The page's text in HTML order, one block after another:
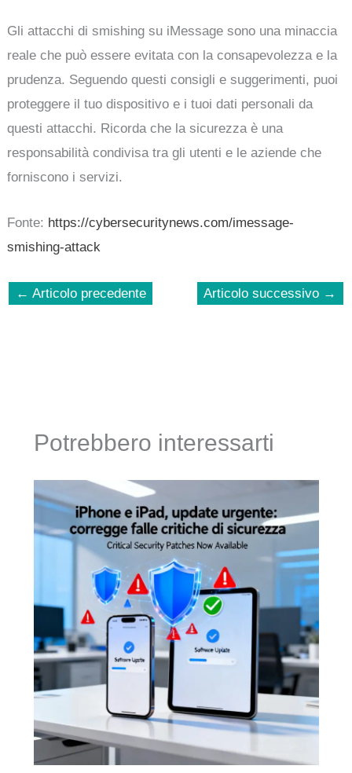
Gli attacchi di smishing su iMessage sono una minaccia
reale che può essere evitata con la consapevolezza e la
prudenza. Seguendo questi consigli e suggerimenti, puoi
proteggere il tuo dispositivo e i tuoi dati personali da
questi attacchi. Ricorda che la sicurezza è una
responsabilità condivisa tra gli utenti e le aziende che
forniscono i servizi.
Fonte: https://cybersecuritynews.com/imessage-
smishing-attack
← Articolo precedente Articolo successivo →
Potrebbero interessarti